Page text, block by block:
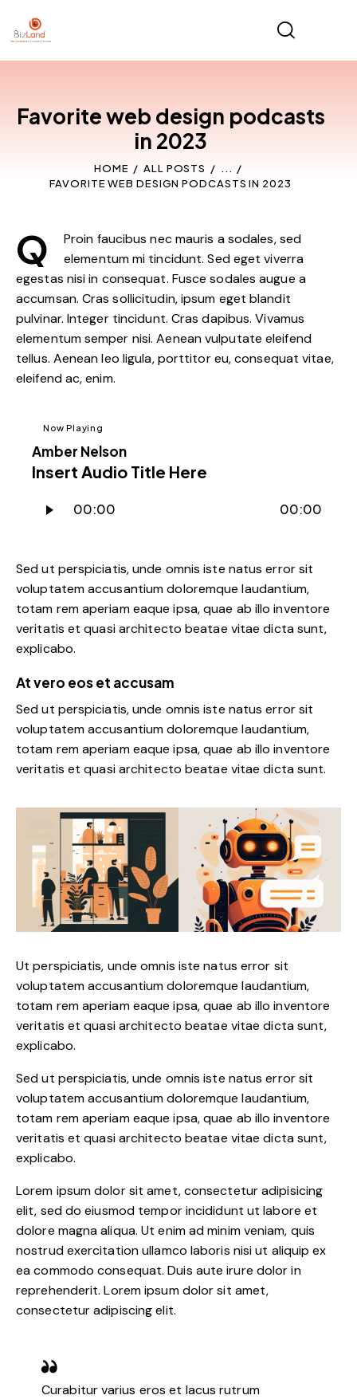
Favorite web design podcasts
in 2023
HOME ALL POSTS
...
FAVORITE WEB DESIGN PODCASTS IN 2023
Q
Proin faucibus nec mauris a sodales, sed
elementum mi tincidunt. Sed eget viverra
egestas nisi in consequat. Fusce sodales augue a
accumsan. Cras sollicitudin, ipsum eget blandit
pulvinar. Integer tincidunt. Cras dapibus. Vivamus
elementum semper nisi. Aenean vulputate eleifend
tellus. Aenean leo ligula, porttitor eu, consequat vitae,
eleifend ac, enim.
Now Playing
Amber Nelson
Insert Audio Title Here
Audio
00:00 00:00
Sed ut perspiciatis, unde omnis iste natus error sit
voluptatem accusantium doloremque laudantium,
totam rem aperiam eaque ipsa, quae ab illo inventore
veritatis et quasi architecto beatae vitae dicta sunt,
explicabo.
At vero eos et accusam
Sed ut perspiciatis, unde omnis iste natus error sit
voluptatem accusantium doloremque laudantium,
totam rem aperiam eaque ipsa, quae ab illo inventore
veritatis et quasi architecto beatae vitae dicta sunt.
Ut perspiciatis, unde omnis iste natus error sit
voluptatem accusantium doloremque laudantium,
totam rem aperiam eaque ipsa, quae ab illo inventore
veritatis et quasi architecto beatae vitae dicta sunt,
explicabo.
Sed ut perspiciatis, unde omnis iste natus error sit
voluptatem accusantium doloremque laudantium,
totam rem aperiam eaque ipsa, quae ab illo inventore
veritatis et quasi architecto beatae vitae dicta sunt,
explicabo.
Lorem ipsum dolor sit amet, consectetur adipisicing
elit, sed do eiusmod tempor incididunt ut labore et
dolore magna aliqua. Ut enim ad minim veniam, quis
nostrud exercitation ullamco laboris nisi ut aliquip ex
ea commodo consequat. Duis aute irure dolor in
reprehenderit. Lorem ipsum dolor sit amet,
consectetur adipiscing elit.
Curabitur varius eros et lacus rutrum